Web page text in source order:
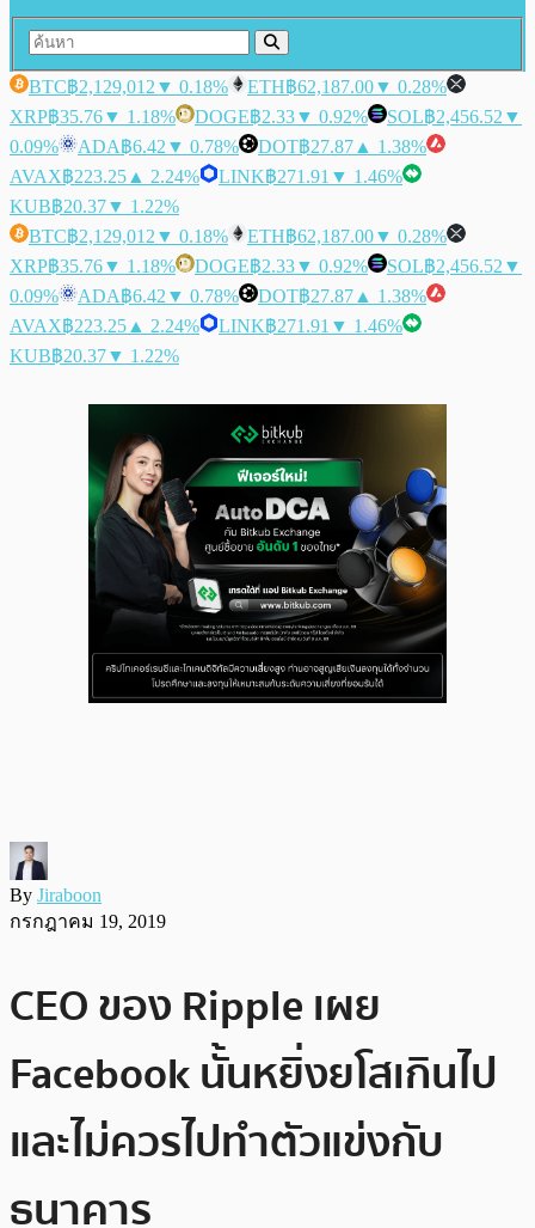
BTC฿2,129,012 ▼ 0.18% ETH฿62,187.00▼ 0.28%
XRP฿35.76▼ 1.18% DOGE฿2.33▼ 0.92% SOL฿2,456.52 ▼
0.09%
ADA฿6.42 ▼ 0.78% DOT฿27.87 ▲ 1.38%
AVAX฿223.25 ▲ 2.24% LINK฿271.91 ▼ 1.46%
KUB฿20.37▼ 1.22%
BTC฿2,129,012 ▼ 0.18% ETH฿62,187.00▼ 0.28%
XRP฿35.76▼ 1.18% DOGE฿2.33▼ 0.92% SOL฿2,456.52 ▼
0.09%
ADA฿6.42 ▼ 0.78% DOT฿27.87 ▲ 1.38%
AVAX฿223.25 ▲ 2.24% LINK฿271.91 ▼ 1.46%
KUB฿20.37▼ 1.22%
By Jiraboon
กรกฎาคม 19, 2019
CEO ของ Ripple เผย
Facebook นั้นหยิ่งยโสเกินไป
และไม่ควรไปทำตัวแข่งกับ
ธนาคาร